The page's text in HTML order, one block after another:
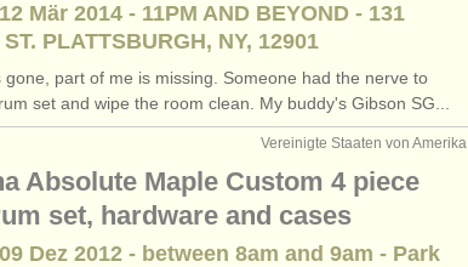
Mär 2014 - 11PM AND BEYOND - 131
PLATTSBURGH, NY, 12901
gone, part of me is missing. Someone had the nerve to
set and wipe the room clean. My buddy's Gibson SG...
Vereinigte Staaten von Amerika
Absolute Maple Custom 4 piece
set, hardware and cases
Dez 2012 - between 8am and 9am - Park